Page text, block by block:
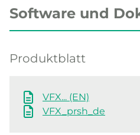
Software und
Produktblatt
VFX... (EN)
VFX_prsh_de